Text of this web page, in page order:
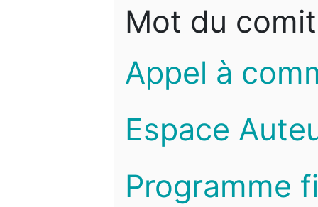
Mot du
Appel à
Espace
Programme